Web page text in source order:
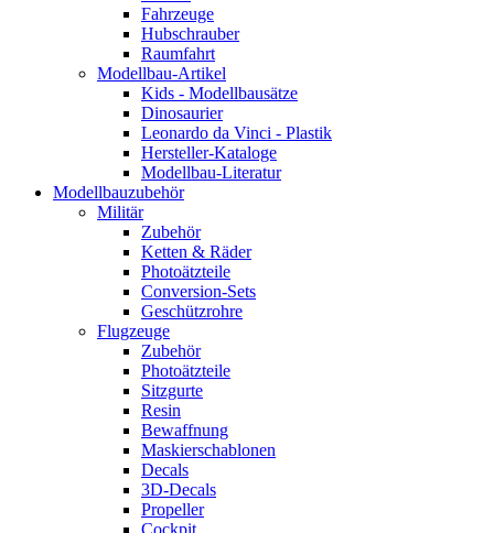
Fahrzeuge
Hubschrauber
Raumfahrt
Modellbau-Artikel
Kids - Modellbausätze
Dinosaurier
Leonardo da Vinci - Plastik
Hersteller-Kataloge
Modellbau-Literatur
Modellbauzubehör
Militär
Zubehör
Ketten & Räder
Photoätzteile
Conversion-Sets
Geschützrohre
Flugzeuge
Zubehör
Photoätzteile
Sitzgurte
Resin
Bewaffnung
Maskierschablonen
Decals
3D-Decals
Propeller
Cockpit